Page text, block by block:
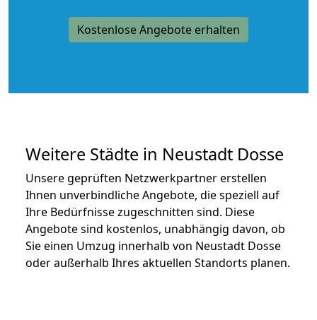
Kostenlose Angebote erhalten
Weitere Städte in Neustadt Dosse
Unsere geprüften Netzwerkpartner erstellen
Ihnen unverbindliche Angebote, die speziell auf
Ihre Bedürfnisse zugeschnitten sind. Diese
Angebote sind kostenlos, unabhängig davon, ob
Sie einen Umzug innerhalb von Neustadt Dosse
oder außerhalb Ihres aktuellen Standorts planen.